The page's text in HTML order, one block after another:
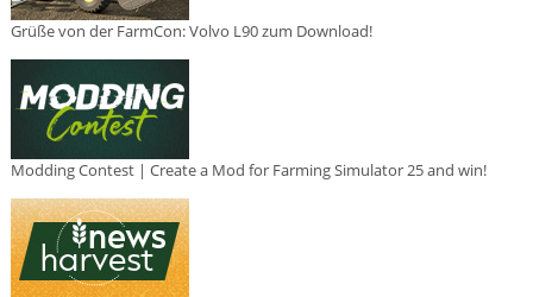
Grüße von der FarmCon: Volvo L90 zum Download!
Modding Contest | Create a Mod for Farming Simulator 25 and win!